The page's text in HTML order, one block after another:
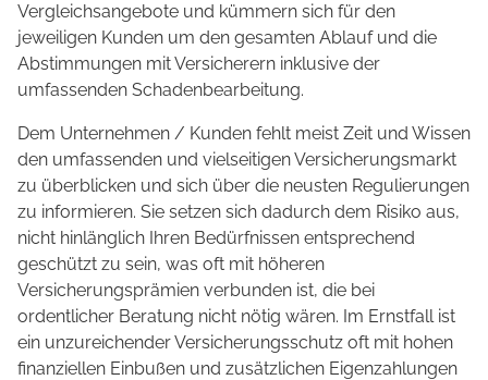
Vergleichsangebote und kümmern sich für den
jeweiligen Kunden um den gesamten Ablauf und die
Abstimmungen mit Versicherern inklusive der
umfassenden Schadenbearbeitung.
Dem Unternehmen / Kunden fehlt meist Zeit und Wissen
den umfassenden und vielseitigen Versicherungsmarkt
zu überblicken und sich über die neusten Regulierungen
zu informieren. Sie setzen sich dadurch dem Risiko aus,
nicht hinlänglich Ihren Bedürfnissen entsprechend
geschützt zu sein, was oft mit höheren
Versicherungsprämien verbunden ist, die bei
ordentlicher Beratung nicht nötig wären. Im Ernstfall ist
ein unzureichender Versicherungsschutz oft mit hohen
finanziellen Einbußen und zusätzlichen Eigenzahlungen